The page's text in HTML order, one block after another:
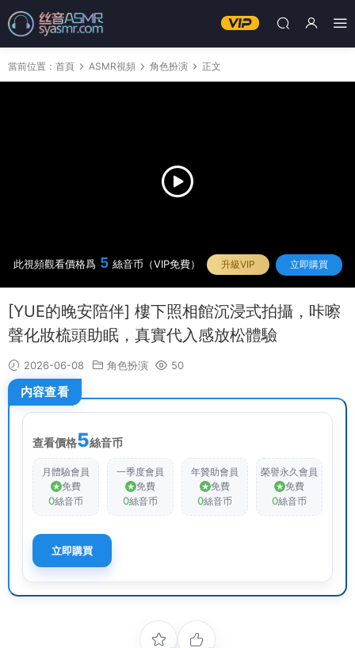
當前位置： 首頁 ASMR視頻 角色扮演 正文
此視頻觀看價格爲 5 絲音币（VIP免費） 升級VIP 立即購買
[YUE的晚安陪伴] 樓下照相館沉浸式拍攝，咔嚓
聲化妝梳頭助眠，真實代入感放松體驗
2026-06-08 角色扮演 50
内容查看
查看價格5絲音币
月體驗會員
免費
0絲音币
一季度會員
免費
0絲音币
年贊助會員
免費
0絲音币
榮譽永久會員
免費
0絲音币
立即購買